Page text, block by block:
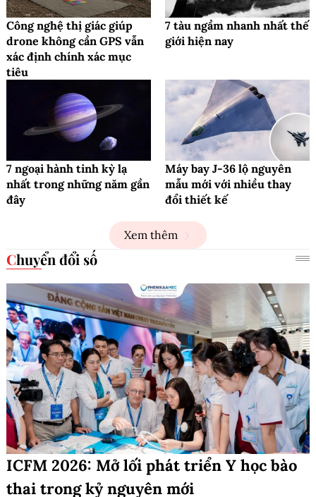
Công nghệ thị giác giúp
drone không cần GPS vẫn
xác định chính xác mục
tiêu
7 tàu ngầm nhanh nhất thế
giới hiện nay
7 ngoại hành tinh kỳ lạ
nhất trong những năm gần
đây
Máy bay J-36 lộ nguyên
mẫu mới với nhiều thay
đổi thiết kế
Xem thêm
Chuyển đổi số
ICFM 2026: Mở lối phát triển Y học bào
thai trong kỷ nguyên mới